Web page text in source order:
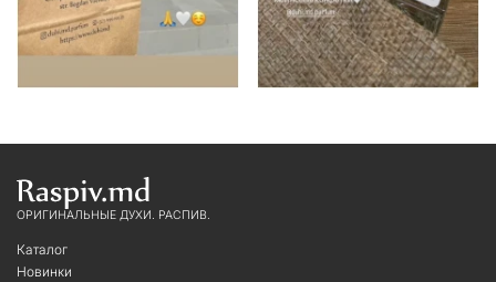
ОРИГИНАЛЬНЫЕ ДУХИ. РАСПИВ.
Каталог
Новинки